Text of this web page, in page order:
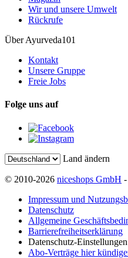
Wir und unsere Umwelt
Rückrufe
Über Ayurveda101
Kontakt
Unsere Gruppe
Freie Jobs
Folge uns auf
Land ändern
© 2010-2026 niceshops GmbH
Impressum und
Datenschutz
Allgemeine
Barrierefreiheitserklärung
Datenschutz-Einstellungen
Abo-Verträge hier